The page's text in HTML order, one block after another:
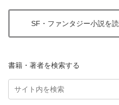
SF・ファンタジー小説を
書籍・著者を検索する